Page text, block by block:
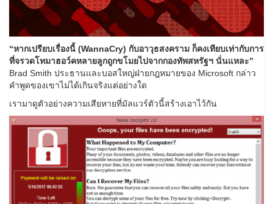
“หากเปรียบเรื่องนี้ (WannaCry) กับอาวุธสงคราม ก็คงเทียบเท่ากับการ
ที่จรวดโทมาฮอว์คหลายลูกถูกขโมยไปจากกองทัพสหรัฐฯ นั่นแหละ”
Brad Smith ประธานและบอสใหญ่ฝ่ายกฎหมายของ Microsoft กล่าว
คำพูดของเขาไม่ได้เกินจริงแต่อย่างใด
เรามาดูตัวอย่างความเสียหายที่มัลแวร์ตัวนี้สร้างเอาไว้กัน